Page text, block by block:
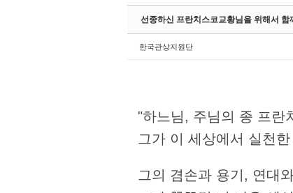
선종하신 프란치스코교황님을 위해서 함
한국관상지원단
"하느님, 주님의 종 프란
그가 이 세상에서 실천
그의 겸손과 용기, 연대
Sketchbook5,
Sketchbook5,
Sketchbook5,
Sketchbook5,